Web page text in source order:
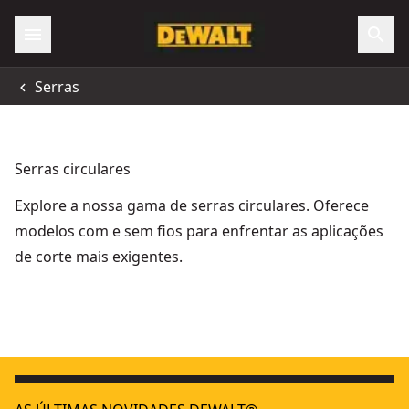
Serras
Serras circulares
Explore a nossa gama de serras circulares. Oferece
modelos com e sem fios para enfrentar as aplicações
de corte mais exigentes.